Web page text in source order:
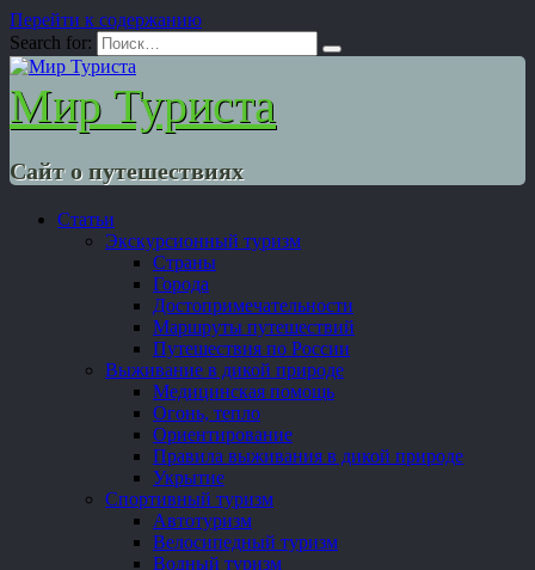
Перейти к содержанию
Search for:
Мир Туриста
Сайт о путешествиях
Статьи
Экскурсионный туризм
Страны
Города
Достопримечательности
Маршруты путешествий
Путешествия по России
Выживание в дикой природе
Медицинская помощь
Огонь, тепло
Ориентирование
Правила выживания в дикой природе
Укрытие
Спортивный туризм
Автотуризм
Велосипедный туризм
Водный туризм